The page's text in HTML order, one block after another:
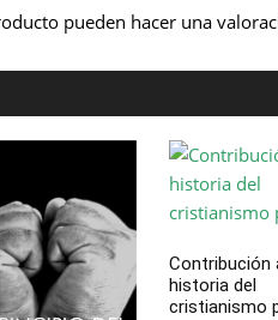
pueden hacer una
Contribución
historia del
cristianismo